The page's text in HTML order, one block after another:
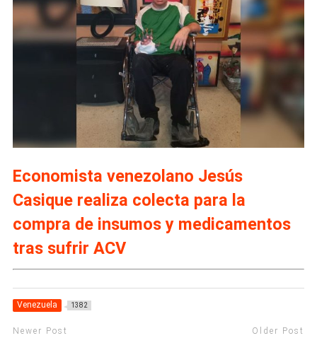
Economista venezolano Jesús
Casique realiza colecta para la
compra de insumos y medicamentos
tras sufrir ACV
Venezuela 1382
Newer Post Older Post